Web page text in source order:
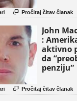
 Pročitaj čitav članak
John
:
aktivno
da
penziju”
 Pročitaj čitav članak